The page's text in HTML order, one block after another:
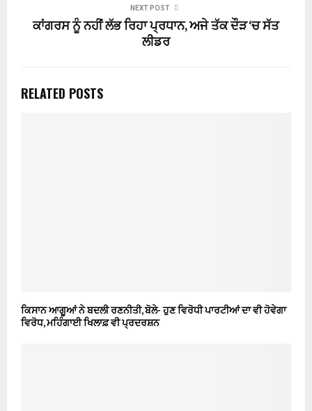
NEXT POST
ਕਾਂਗਰਸ ਨੂੰ ਨਹੀਂ ਲੱਭ ਰਿਹਾ ਪ੍ਰਧਾਨ, ਅਜੇ ਤੱਕ ਦੌੜ ‘ਚ ਸੱਤ
ਲੀਡਰ
RELATED POSTS
ਕਿਸਾਨ ਆਗੂਆਂ ਨੇ ਬਦਲੀ ਰਣਨੀਤੀ, ਬੋਲੇ- ਹੁਣ ਵਿਰੋਧੀ ਪਾਰਟੀਆਂ ਦਾ ਵੀ ਹੋਵੇਗਾ
ਵਿਰੋਧ, ਮਹਿੰਗਾਈ ਖਿਲਾਫ਼ ਵੀ ਪ੍ਰਦਰਸ਼ਨ